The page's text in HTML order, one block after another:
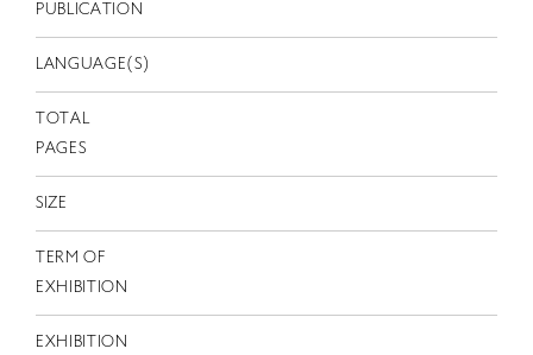
PUBLICATION
LANGUAGE(S)
TOTAL
PAGES
SIZE
TERM OF
EXHIBITION
EXHIBITION